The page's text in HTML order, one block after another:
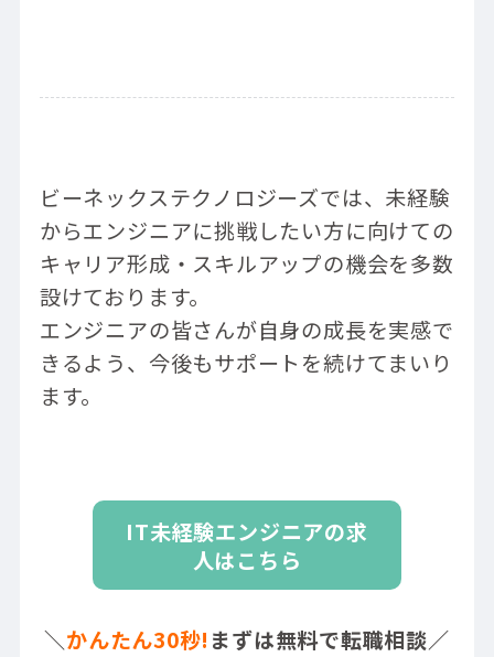
ビーネックステクノロジーズでは、未経験
からエンジニアに挑戦したい方に向けての
キャリア形成・スキルアップの機会を多数
設けております。
エンジニアの皆さんが自身の成長を実感で
きるよう、今後もサポートを続けてまいり
ます。
IT未経験エンジニアの求
人はこちら
＼かんたん30秒! まずは無料で転職相談／